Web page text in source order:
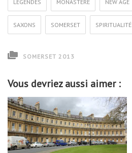
LÉGENDES MONASTÈRE NEW AGE
SAXONS SOMERSET SPIRITUALITÉ
SOMERSET 2013
Vous devriez aussi aimer :